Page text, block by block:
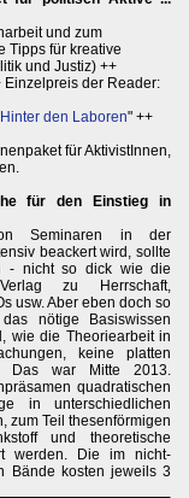
und zum
Tipps für kreative
und Justiz) ++
Einzelpreis der Reader:
Hinter den Laboren" ++
für AktivistInnen,
für den Einstieg in
Seminaren in der
beackert wird, sollte
- nicht so dick wie die
zu Herrschaft,
usw. Aber eben doch so
nötige Basiswissen
wie die Theoriearbeit in
keine platten
Das war Mitte 2013.
quadratischen
in unterschiedlichen
zum Teil thesenförmigen
und theoretische
werden. Die im nicht-
Bände kosten jeweils 3